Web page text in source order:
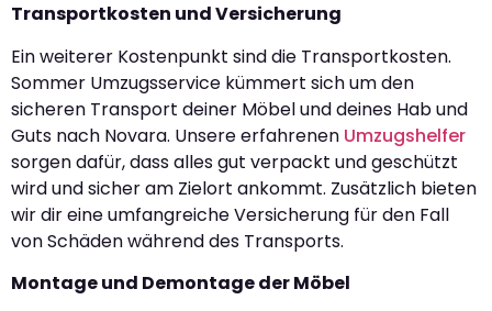
Transportkosten und Versicherung
Ein weiterer Kostenpunkt sind die Transportkosten.
Sommer Umzugsservice kümmert sich um den
sicheren Transport deiner Möbel und deines Hab und
Guts nach Novara. Unsere erfahrenen Umzugshelfer
sorgen dafür, dass alles gut verpackt und geschützt
wird und sicher am Zielort ankommt. Zusätzlich bieten
wir dir eine umfangreiche Versicherung für den Fall
von Schäden während des Transports.
Montage und Demontage der Möbel